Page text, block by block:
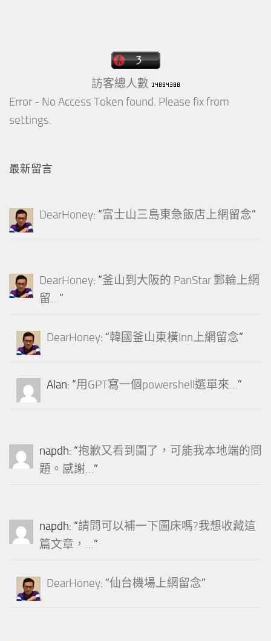
訪客總人數
Error - No Access Token found. Please fix from
settings.
最新留言
DearHoney: “富士山三島東急飯店上網留念”
DearHoney: “釜山到大阪的 PanStar 郵輪上網
留…”
DearHoney: “韓國釜山東橫Inn上網留念”
Alan: “用GPT寫一個powershell選單來…”
napdh: “抱歉又看到圖了，可能我本地端的問
題。感謝…”
napdh: “請問可以補一下圖床嗎?我想收藏這
篇文章，…”
DearHoney: “仙台機場上網留念”